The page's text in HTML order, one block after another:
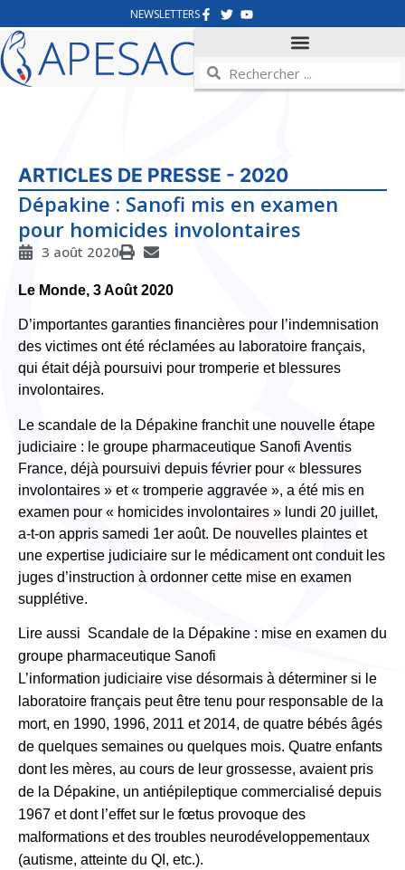
NEWSLETTERS
ARTICLES DE PRESSE - 2020
Dépakine : Sanofi mis en examen
pour homicides involontaires
3 août 2020
Le Monde, 3 Août 2020
D’importantes garanties financières pour l’indemnisation
des victimes ont été réclamées au laboratoire français,
qui était déjà poursuivi pour tromperie et blessures
involontaires.
Le scandale de la Dépakine franchit une nouvelle étape
judiciaire : le groupe pharmaceutique Sanofi Aventis
France, déjà poursuivi depuis février pour « blessures
involontaires » et « tromperie aggravée », a été mis en
examen pour « homicides involontaires » lundi 20 juillet,
a-t-on appris samedi 1er août. De nouvelles plaintes et
une expertise judiciaire sur le médicament ont conduit les
juges d’instruction à ordonner cette mise en examen
supplétive.
Lire aussi Scandale de la Dépakine : mise en examen du
groupe pharmaceutique Sanofi
L’information judiciaire vise désormais à déterminer si le
laboratoire français peut être tenu pour responsable de la
mort, en 1990, 1996, 2011 et 2014, de quatre bébés âgés
de quelques semaines ou quelques mois. Quatre enfants
dont les mères, au cours de leur grossesse, avaient pris
de la Dépakine, un antiépileptique commercialisé depuis
1967 et dont l’effet sur le fœtus provoque des
malformations et des troubles neurodéveloppementaux
(autisme, atteinte du QI, etc.).